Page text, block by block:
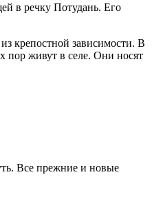
в речку Потудань. Его
крепостной зависимости. В
пор живут в селе. Они носят
Все прежние и новые